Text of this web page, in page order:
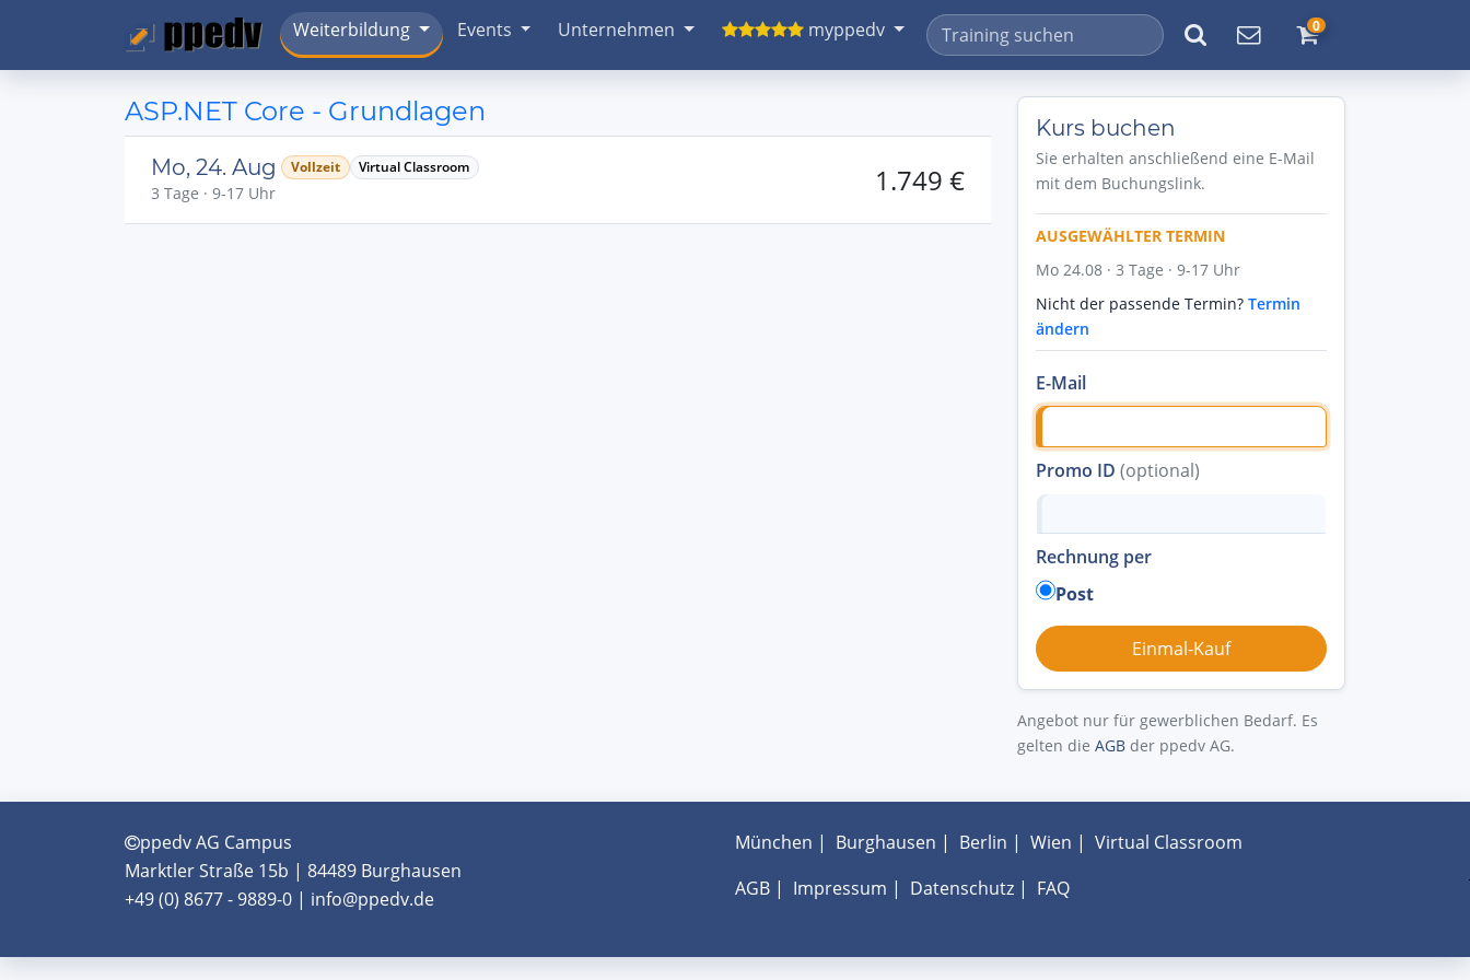
Weiterbildung Events Unternehmen myppedv 0
ASP.NET Core - Grundlagen
Mo, 24. Aug Vollzeit Virtual Classroom
3 Tage · 9-17 Uhr 1.749 €
Kurs buchen
Sie erhalten anschließend eine E-Mail
mit dem Buchungslink.
AUSGEWÄHLTER TERMIN
Mo 24.08 · 3 Tage · 9-17 Uhr
Nicht der passende Termin? Termin
ändern
E-Mail
Promo ID (optional)
Rechnung per
Post
Angebot nur für gewerblichen Bedarf. Es
gelten die AGB der ppedv AG.
ppedv AG Campus
Marktler Straße 15b | 84489 Burghausen
+49 (0) 8677 - 9889-0 | info@ppedv.de
München | Burghausen | Berlin | Wien | Virtual Classroom
AGB| Impressum | Datenschutz| FAQ